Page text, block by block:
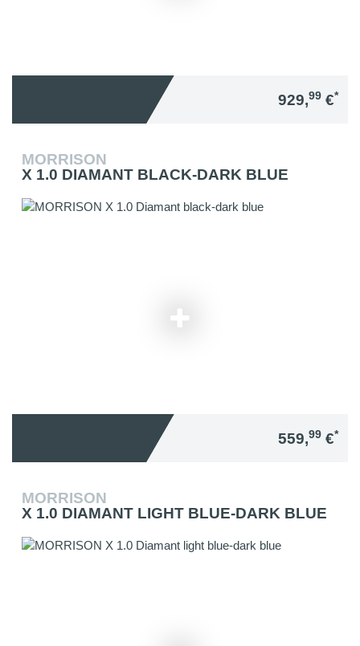
929,99 €*
MORRISON
X 1.0 DIAMANT BLACK-DARK BLUE
559,99 €*
MORRISON
X 1.0 DIAMANT LIGHT BLUE-DARK BLUE